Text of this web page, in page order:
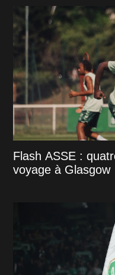
Flash ASSE :
voyage à Glasgow